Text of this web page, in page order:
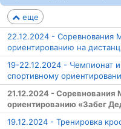
еще
22.12.2024 - Соревнования
ориентированию на
19-22.12.2024 - Чемпионат
спортивному
21.12.2024 - Соревнования
ориентированию «Забег
19.12.2024 - Тренировка